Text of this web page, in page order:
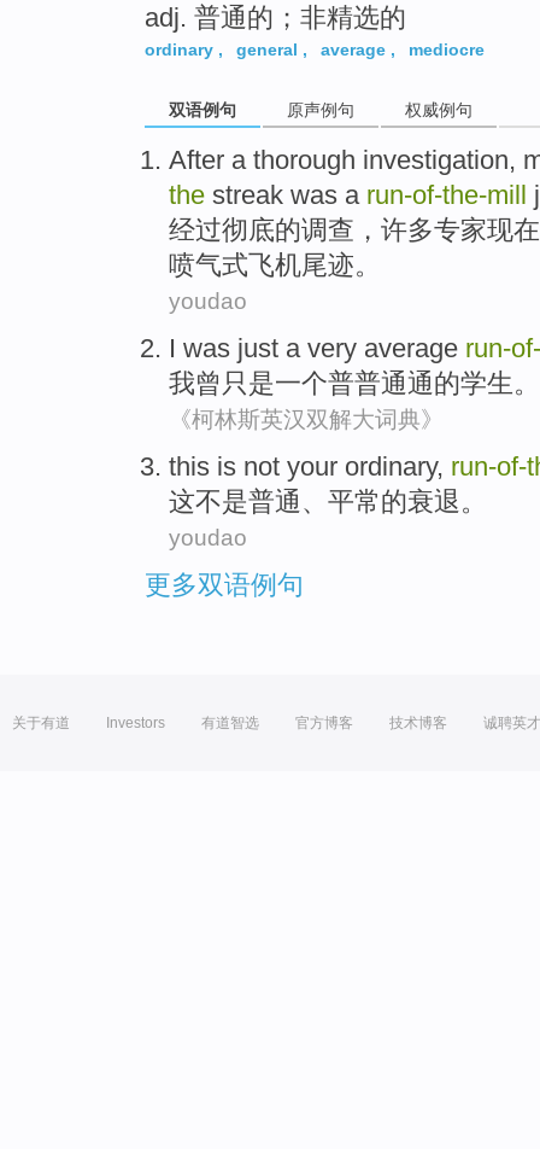
adj. 普通的；非精选的
ordinary , general , average , mediocre
双语例句 原声例句 权威例句
After a thorough investigation,
the streak was a run-of-the-mill
经过彻底的调查 ， 许多专家现在
喷气式飞机尾迹。
youdao
I was just a very average run-of-
我曾 只是一个普普通通的学生。
《柯林斯英汉双解大词典》
this is not your ordinary, run-of-
这不是普通 、 平常的衰退。
youdao
更多双语例句
关于有道 Investors 有道智选 官方博客 技术博客 诚聘英才